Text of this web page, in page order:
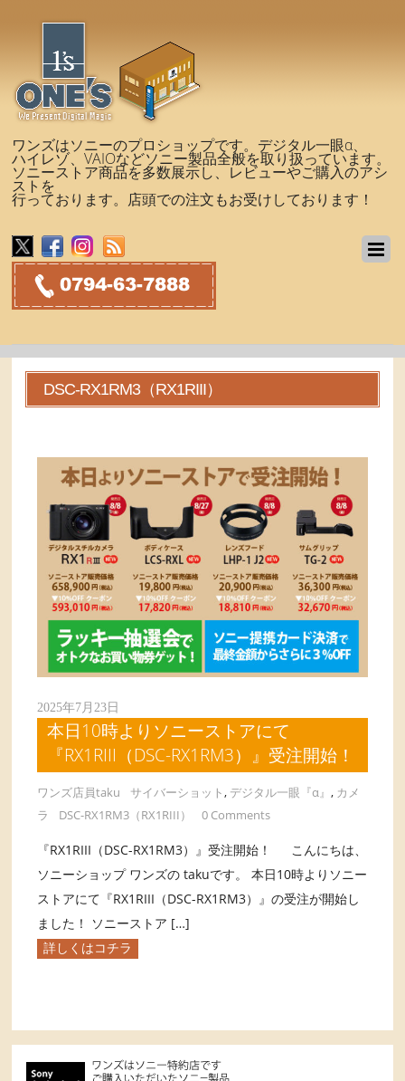
ワンズはソニーのプロショップです。デジタル一眼α、
ハイレゾ、VAIOなどソニー製品全般を取り扱っています。
ソニーストア商品を多数展示し、レビューやご購入のアシ
ストを
行っております。店頭での注文もお受けしております！
DSC-RX1RM3（RX1RIII）
2025年7月23日
本日10時よりソニーストアにて
『RX1RIII（DSC-RX1RM3）』受注開始！
ワンズ店員taku サイバーショット, デジタル一眼『α』, カメ
ラ
DSC-RX1RM3（RX1RIII） 0 Comments
『RX1RIII（DSC-RX1RM3）』受注開始！ こんにちは、
ソニーショップ ワンズの takuです。 本日10時よりソニー
ストアにて『RX1RIII（DSC-RX1RM3）』の受注が開始し
ました！ ソニーストア […]
詳しくはコチラ